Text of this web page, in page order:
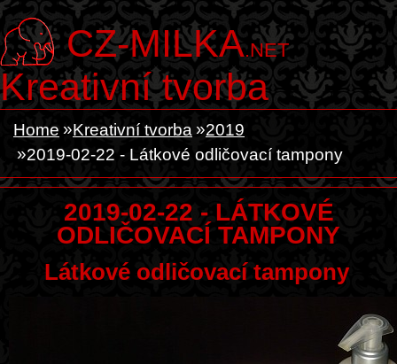
CZ-MILKA.NET
Kreativní tvorba
Home Kreativní tvorba
2019
2019-02-22 - Látkové odličovací tampony
2019-02-22 - LÁTKOVÉ
ODLIČOVACÍ TAMPONY
Látkové odličovací tampony